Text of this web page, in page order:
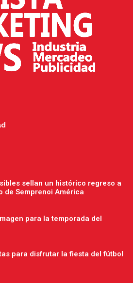
sellan un histórico regreso a
de Semprenoi América
para la temporada del
para disfrutar la fiesta del fútbol